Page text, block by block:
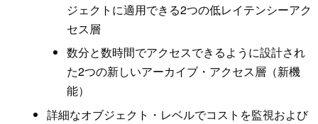
ジェクトに適用できる2つの低レイテンシーアク
セス層
数分と数時間でアクセスできるように設計され
た2つの新しいアーカイブ・アクセス層（新機
能）
詳細なオブジェクト・レベルでコストを監視および